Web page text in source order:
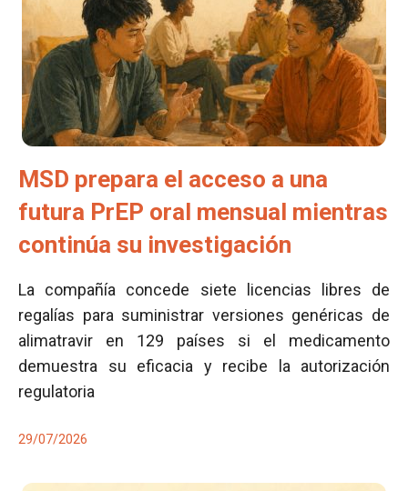
MSD prepara el acceso a una
futura PrEP oral mensual mientras
continúa su investigación
La compañía concede siete licencias libres de
regalías para suministrar versiones genéricas de
alimatravir en 129 países si el medicamento
demuestra su eficacia y recibe la autorización
regulatoria
29/07/2026